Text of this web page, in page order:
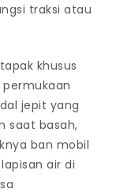
traksi atau
khusus
jepit yang
saat basah,
ban mobil
air di